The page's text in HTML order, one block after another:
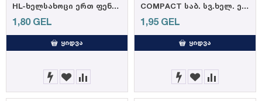
HL-ხელსახოცი ერთ ფენიანი 33*33სმ, 100ც,
1,80 GEL
ᲧᲘᲓᲕᲐ
COMPACT საბ. სვ.ხელ. ენჯელ დაიპ 20 ც
1,95 GEL
ᲧᲘᲓᲕᲐ